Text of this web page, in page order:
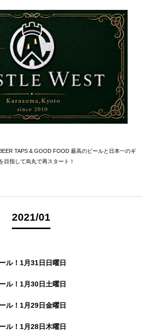
TAPS & GOOD FOOD 最高のビールと日本一のギ
目指して烏丸で再スタート！
2021/01
ル！1月31日日曜日
ル！1月30日土曜日
ル！1月29日金曜日
ル！1月28日木曜日